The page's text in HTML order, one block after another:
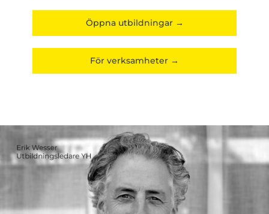
Öppna utbildningar →
För verksamheter →